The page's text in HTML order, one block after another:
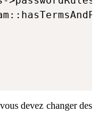
devez changer des